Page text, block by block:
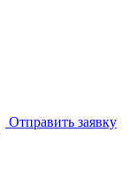
Отправить заявку